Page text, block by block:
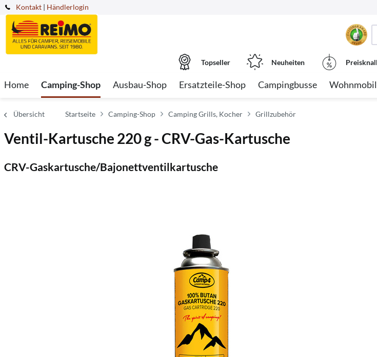
Kontakt | Händlerlogin
Topseller Neuheiten
Home Camping-Shop Ausbau-Shop Ersatzteile-Shop Campingbusse
Übersicht Startseite Camping-Shop Camping Grills, Kocher Grillzubehör
Ventil-Kartusche 220 g - CRV-Gas-Kartusche
CRV-Gaskartusche/Bajonettventilkartusche